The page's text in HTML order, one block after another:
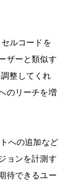
ルコードを
ザーと類似す
整してくれ
のリーチを増
への追加など
ョンを計測す
待できるユー